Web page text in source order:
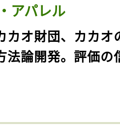
アパレル
カオ財団、カカオ
法論開発。評価の